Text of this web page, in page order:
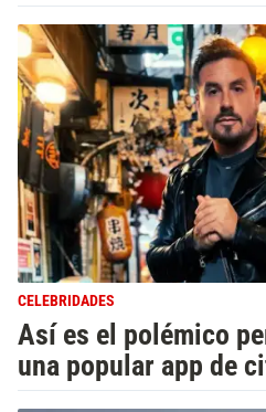
CELEBRIDADES
Así es el polémico
una popular app de